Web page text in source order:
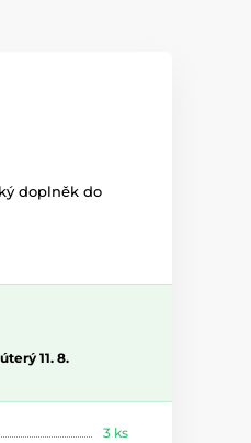
doplněk do
11. 8.
3 ks